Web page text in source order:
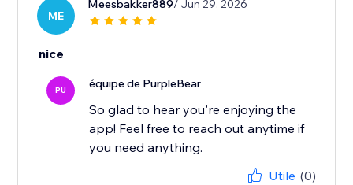
ME
Meesbakker889/ Jun 29, 2026
nice
PU équipe de PurpleBear
So glad to hear you're enjoying the
app! Feel free to reach out anytime if
you need anything.
Utile (0)